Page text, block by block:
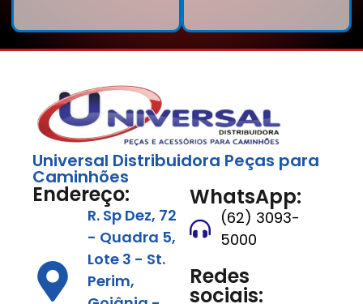
Universal Distribuidora Peças para
Caminhões
Endereço:
R. Sp Dez, 72
- Quadra 5,
Lote 3 - St.
Perim,
WhatsApp:
(62) 3093-
5000
Redes
sociais: